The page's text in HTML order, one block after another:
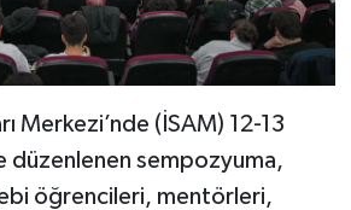
Merkezi’nde (İSAM) 12-13
düzenlenen sempozyuma,
öğrencileri, mentörleri,